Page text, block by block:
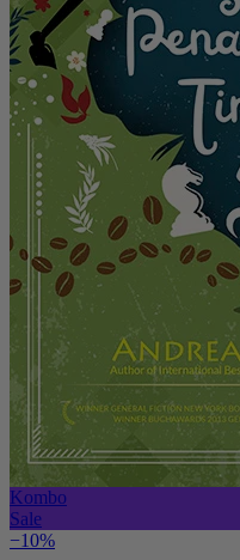
Kombo
Sale
−10%